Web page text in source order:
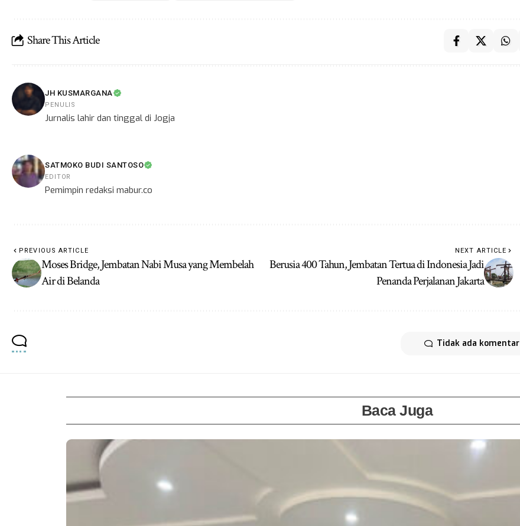
Share This Article
JH KUSMARGANA
PENULIS
Jurnalis lahir dan tinggal di Jogja
SATMOKO BUDI SANTOSO
EDITOR
Pemimpin redaksi mabur.co
PREVIOUS ARTICLE
Moses Bridge, Jembatan Nabi Musa yang Membelah
Air di Belanda
NEXT ARTICLE
Berusia 400 Tahun, Jembatan Tertua di Indonesia Jadi
Penanda Perjalanan Jakarta
Tidak ada komentar
Baca Juga